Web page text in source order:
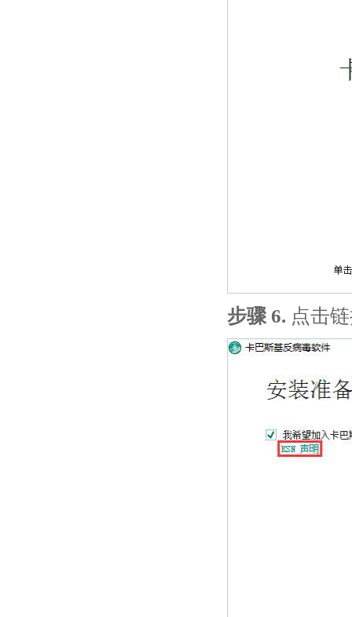
步骤 6. 点击